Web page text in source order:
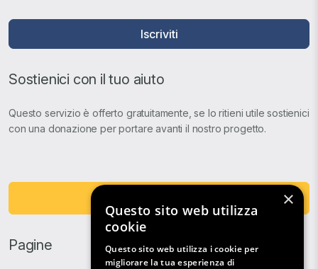
Iscriviti
Sostienici con il tuo aiuto
Questo servizio è offerto gratuitamente, se lo ritieni utile sostienici
con una donazione per portare avanti il nostro progetto.
Pagine
×
Questo sito web utilizza
cookie
Questo sito web utilizza i cookie per
migliorare la tua esperienza di